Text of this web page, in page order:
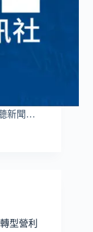
新聞…
型營利